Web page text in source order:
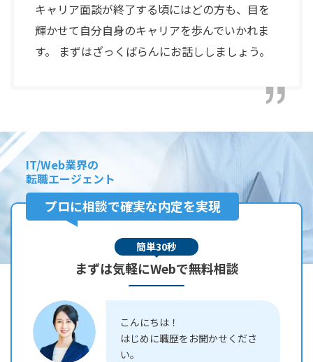
キャリア面談が終了する頃にはどの方も、目を
輝かせて自分自身のキャリアを歩んでいかれま
す。 まずはざっくばらんにお話ししましょう。
IT/Web業界の
転職エージェント
プロに相談で確実な内定を実現
簡単30秒
まずは気軽にWebで無料相談
こんにちは！
はじめに職歴をお聞かせくださ
い。